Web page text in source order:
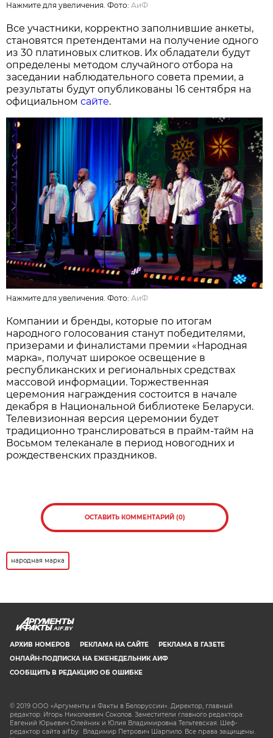
Нажмите для увеличения. Фото:АиФ
Все участники, корректно заполнившие анкеты,
становятся претендентами на получение одного
из 30 платиновых слитков. Их обладатели будут
определены методом случайного отбора на
заседании наблюдательного совета премии, а
результаты будут опубликованы 16 сентября на
официальномсайте.
Нажмите для увеличения. Фото:АиФ
Компании и бренды, которые по итогам
народного голосования станут победителями,
призерами и финалистами премии «Народная
марка», получат широкое освещение в
республиканских и региональных средствах
массовой информации. Торжественная
церемония награждения состоится в начале
декабря в Национальной библиотеке Беларуси.
Телевизионная версия церемонии будет
традиционно транслироваться в прайм-тайм на
Восьмом телеканале в период новогодних и
рождественских праздников.
ОСТАВИТЬ КОММЕНТАРИЙ (0)
народная марка
AIF.BY
АРХИВ НОМЕРОВ РЕКЛАМА НА САЙТЕ
РЕКЛАМА В ГАЗЕТЕ
ОНЛАЙН-ПОДПИСКА НА ЕЖЕНЕДЕЛЬНИК АИФ
СООБЩИТЬ В РЕДАКЦИЮ ОБ ОШИБКЕ
© 2019 ООО «Аргументы и Факты в Белоруссии». Директор, главный
редактор: Игорь Николаевич Соколов. Заместители главного редактора:
Евгений Юрьевич Олейник и Юлия Владимировна Тельтевская. Шеф-
редактор сайта aif.by: Владимир Петрович Шарпило. Все права защищены.